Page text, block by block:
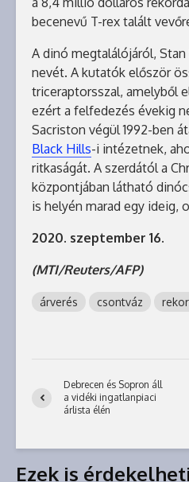
becenevű T-rex talált
A dinó megtalálójáról, Stan
nevét. A kutatók először
triceraptorsszal, amelyből
ezért a felfedezés évekig
Sacriston végül 1992-ben
Black Hills-i intézetnek,
ritkaságát. A szerdától a
központjában látható
is helyén marad egy ideig,
2020. szeptember 16.
(MTI/Reuters/AFP)
árverés csontváz
Debrecen és Sopron áll
a vidéki ingatlanpiaci
árlista élén
Ezek is